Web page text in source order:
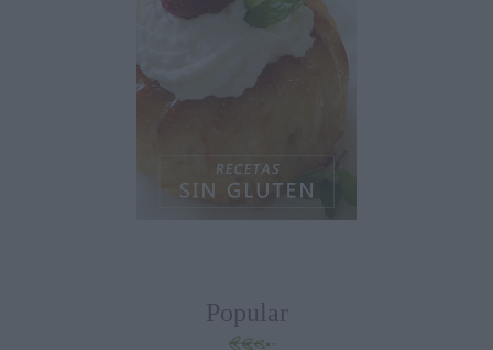
Popular